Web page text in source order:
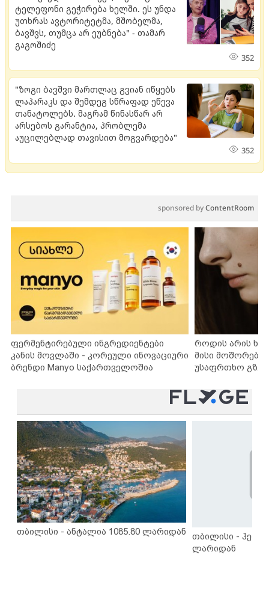
ტელეფონი გეჭირება ხელში. ​ეს უნდა
უთხრას ავტორიტეტმა, მშობელმა,
ბავშვს, თუმცა არ ეუბნება" - თამარ
გაგოშიძე
352
"ზოგი ბავშვი მართლაც გვიან იწყებს
ლაპარაკს და შემდეგ სწრაფად ეწევა
თანატოლებს. მაგრამ წინასწარ არ
არსებოს გარანტია, პრობლემა
აუცილებლად თავისით მოგვარდება"
352
sponsored byContentRoom
ფერმენტირებული ინგრედიენტები
კანის მოვლაში - კორეული ინოვაციური
ბრენდი Manyo საქართველოშია
როდის არის
მისი
უსაფრთხო
თბილისი - ანტალია 1085.80 ლარიდან
თბილისი -
ლარიდან